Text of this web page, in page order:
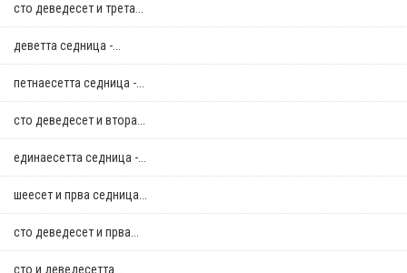
сто деведесет и трета...
деветта седница -...
петнаесетта седница -...
сто деведесет и втора...
единаесетта седница -...
шеесет и прва седница...
сто деведесет и прва...
сто и деведесетта...